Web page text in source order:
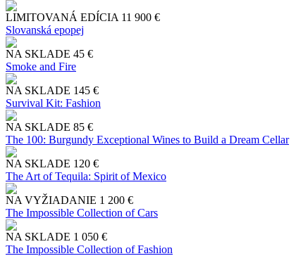
LIMITOVANÁ EDÍCIA 11 900 €
Slo​vanská epopej
NA SKLADE 45 €
Smoke and Fire
NA SKLADE 145 €
Survival Kit: Fashion
NA SKLADE 85 €
The 100: Burgundy Exceptional Wines to Build a Dream Cellar
NA SKLADE 120 €
The Art of Tequila: Spirit of Mexico
NA VYŽIADANIE 1 200 €
The Impossible Collection of Cars
NA SKLADE 1 050 €
The Impossible Collection of Fashion